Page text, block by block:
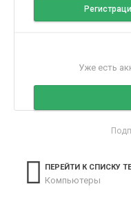
Уже есть
ПЕРЕЙТИ К СПИСКУ
Компьютеры